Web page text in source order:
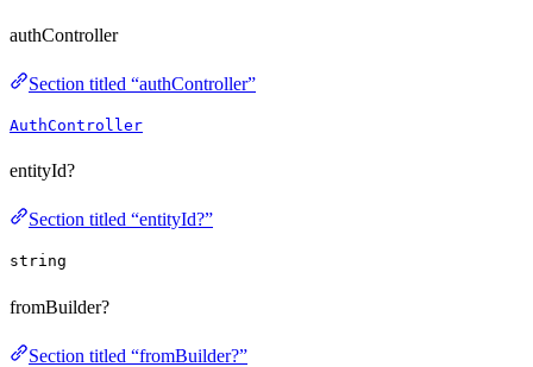
authController
Section titled “authController”
AuthController
entityId?
Section titled “entityId?”
string
fromBuilder?
Section titled “fromBuilder?”